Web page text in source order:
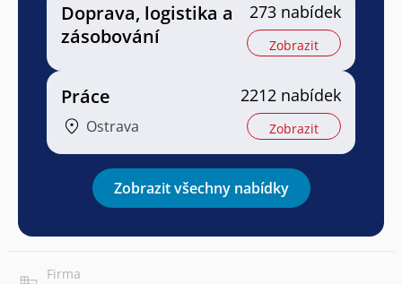
Doprava, logistika a
zásobování
273 nabídek
Zobrazit
Práce
Ostrava
2212 nabídek
Zobrazit
Zobrazit všechny nabídky
Firma